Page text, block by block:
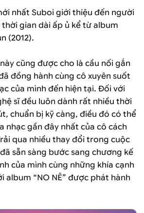
nhất Suboi giới thiệu đến người
gian dài ấp ủ kể từ album
(2012).
cũng được cho là cầu nối gắn
đồng hành cùng cô xuyên suốt
của mình đến hiện tại. Đối với
sĩ đều luôn dành rất nhiều thời
chuẩn bị kỹ càng, điều đó có thể
nhạc gần đây nhất của cô cách
qua nhiều thay đổi trong cuộc
sẵn sàng bước sang chương kế
của mình cùng những khía cạnh
album “NO NÊ” được phát hành